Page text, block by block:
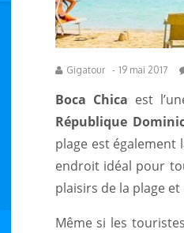
Gigatour - 19 mai 2017
Boca Chica est
République
plage est
endroit idéal pour
plaisirs de la plage
Même si les